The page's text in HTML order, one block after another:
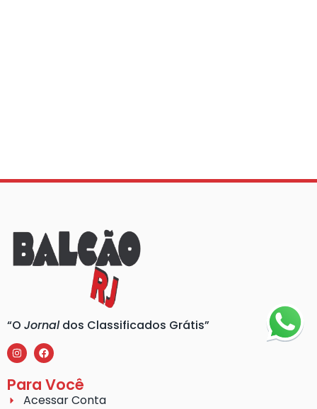
“O Jornaldos Classificados Grátis”
Para Você
Acessar Conta